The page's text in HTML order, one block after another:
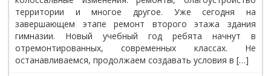
территории и многое другое. Уже сегодня на
завершающем этапе ремонт второго этажа здания
гимназии. Новый учебный год ребята начнут в
отремонтированных, современных классах. Не
останавливаемся, продолжаем создавать условия в […]